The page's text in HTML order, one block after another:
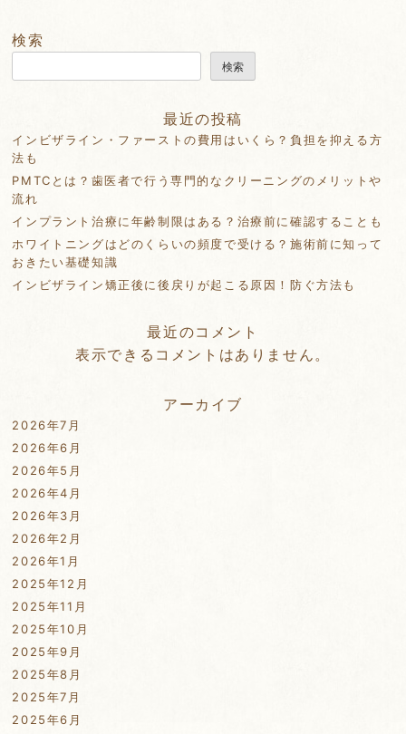
検索
検索
最近の投稿
インビザライン・ファーストの費用はいくら？負担を抑える方
法も
PMTCとは？歯医者で行う専門的なクリーニングのメリットや
流れ
インプラント治療に年齢制限はある？治療前に確認することも
ホワイトニングはどのくらいの頻度で受ける？施術前に知って
おきたい基礎知識
インビザライン矯正後に後戻りが起こる原因！防ぐ方法も
最近のコメント
表示できるコメントはありません。
アーカイブ
2026年7月
2026年6月
2026年5月
2026年4月
2026年3月
2026年2月
2026年1月
2025年12月
2025年11月
2025年10月
2025年9月
2025年8月
2025年7月
2025年6月